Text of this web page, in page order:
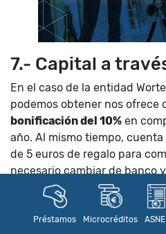
Préstamos Microcréditos
7.- Capital a
En el caso de la entidad
podemos obtener nos ofrece
bonificación del 10% en
año. Al mismo tiempo,
de 5 euros de regalo para
necesario cambiar de banco
comisiones.
8.- Financiación